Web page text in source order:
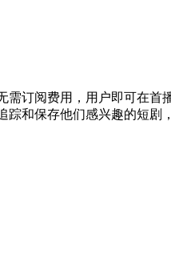
订阅费用，用户即可在
和保存他们感兴趣的短